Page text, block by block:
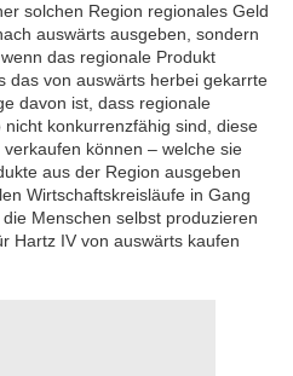
solchen Region regionales Geld
auswärts ausgeben, sondern
das regionale Produkt
das von auswärts herbei gekarrte
davon ist, dass regionale
konkurrenzfähig sind, diese
können – welche sie
aus der Region ausgeben
Wirtschaftskreisläufe in Gang
Menschen selbst produzieren
Hartz IV von auswärts kaufen